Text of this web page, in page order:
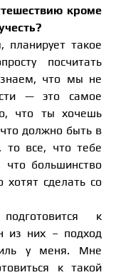
кроме
такое
посчитать
что мы не
— это самое
что ты хочешь
должно быть в
то все, что тебе
большинство
сделать со
к
из них – подход
у меня. Мне
к такой